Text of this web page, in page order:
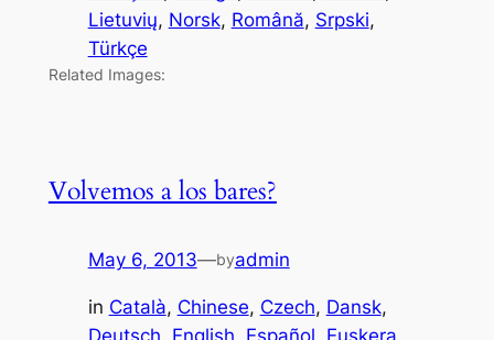
Lietuvių, Norsk, Română, Srpski
Türkçe
Related Images:
Volvemos a los bares?
May 6, 2013—byadmin
in Català, Chinese, Czech, Dansk